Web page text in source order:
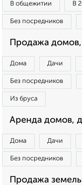
В общежитии В
Без посредников
Продажа
Дома Дачи
Без посредников
Из бруса
Аренда домов,
Дома Дачи
Без посредников
Продажа